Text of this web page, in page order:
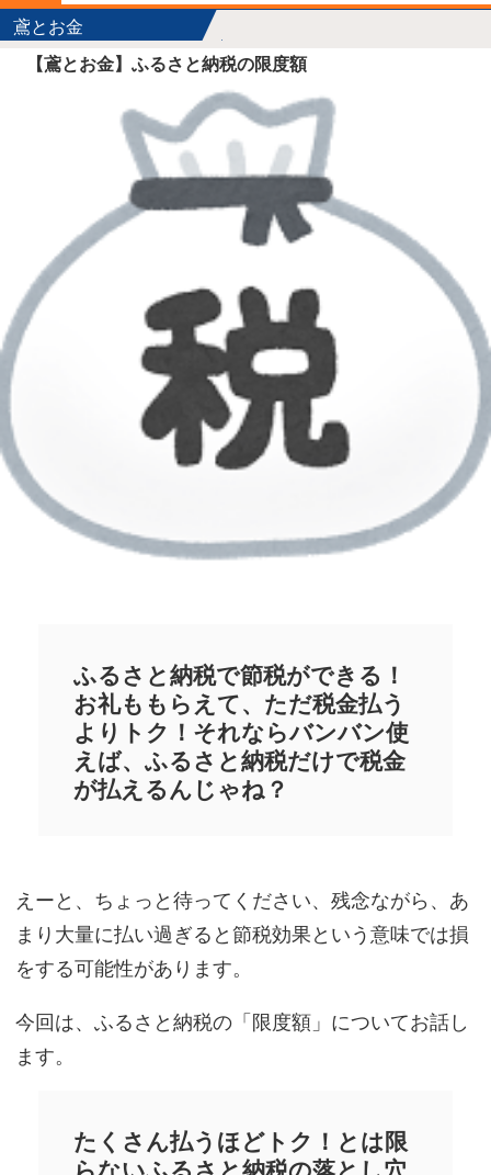
鳶とお金
【鳶とお金】ふるさと納税の限度額
ふるさと納税で節税ができる！
お礼ももらえて、ただ税金払う
よりトク！それならバンバン使
えば、ふるさと納税だけで税金
が払えるんじゃね？
えーと、ちょっと待ってください、残念ながら、あ
まり大量に払い過ぎると節税効果という意味では損
をする可能性があります。
今回は、ふるさと納税の「限度額」についてお話し
ます。
たくさん払うほどトク！とは限
らないふるさと納税の落とし穴